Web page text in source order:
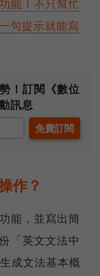
能！不只幫忙
句提示就能寫
！訂閱《數位
訊息
作？
能，並寫出簡
「英文文法中
成文法基本概